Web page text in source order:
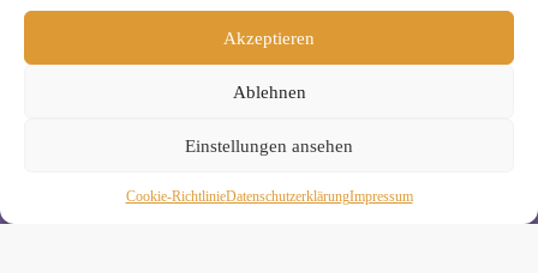
Akzeptieren
Ablehnen
Einstellungen ansehen
Cookie-RichtlinieDaten­schutz­erklä­rungImpressum
Melde Dich hier zum Yogimotion Newsletter an:
Dich natürlich jederzeit wieder abmelden. Alle Details zur
Datenschutzerklärung.